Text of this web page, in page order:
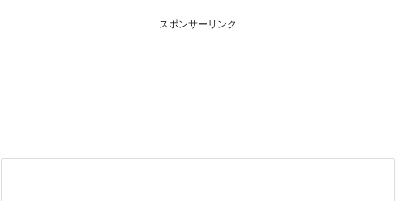
スポンサーリンク